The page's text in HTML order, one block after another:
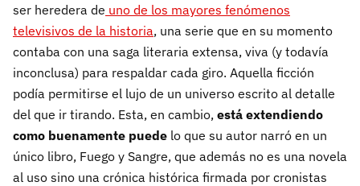
ser heredera de uno de los mayores fenómenos
televisivos de la historia, una serie que en su momento
contaba con una saga literaria extensa, viva (y todavía
inconclusa) para respaldar cada giro. Aquella ficción
podía permitirse el lujo de un universo escrito al detalle
del que ir tirando. Esta, en cambio, está extendiendo
como buenamente puede lo que su autor narró en un
único libro, Fuego y Sangre, que además no es una novela
al uso sino una crónica histórica firmada por cronistas